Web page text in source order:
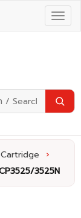
›
3525N